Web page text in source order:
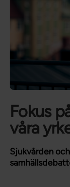
Fokus
våra
Sjukvården